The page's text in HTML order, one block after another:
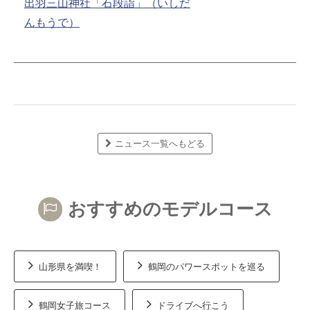
出羽三山神社「石段詣」（いしだ
んもうで）
ニュース一覧へもどる
おすすめのモデルコース
山形県を満喫！ 鶴岡のパワースポットを巡る
鶴岡女子旅コース ドライブへ行こう